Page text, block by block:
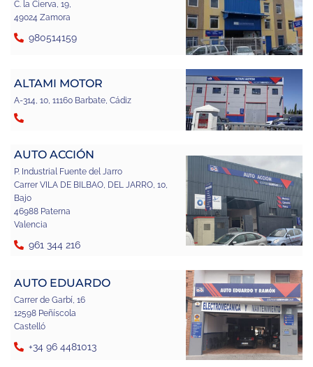
C. la Cierva, 19,
49024 Zamora
980514159
ALTAMI MOTOR
A-314, 10, 11160 Barbate, Cádiz
AUTO ACCIÓN
P. Industrial Fuente del Jarro
Carrer VILA DE BILBAO, DEL JARRO, 10,
Bajo
46988 Paterna
Valencia
961 344 216
AUTO EDUARDO
Carrer de Garbí, 16
12598 Peñíscola
Castelló
+34 96 4481013